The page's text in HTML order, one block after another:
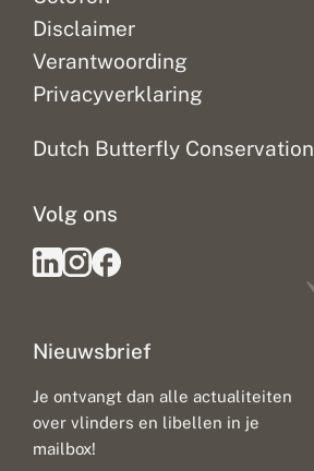
Disclaimer
Verantwoording
Privacyverklaring
Dutch Butterfly Conservation
Nieuwsbrief
Je ontvangt dan alle actualiteiten
over vlinders en libellen in je
mailbox!
Volg ons